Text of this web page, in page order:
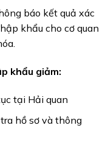
báo kết quả xác
khẩu cho cơ quan
khẩu giảm:
tại Hải quan
hồ sơ và thông